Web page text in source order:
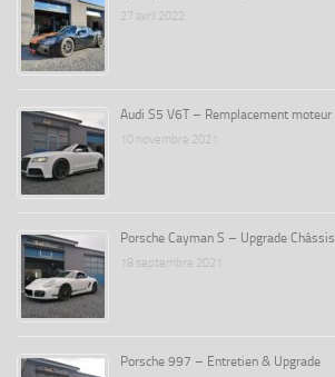
27 avril 2022
Audi S5 V6T – Remplacement moteur
10 novembre 2021
Porsche Cayman S – Upgrade Châssis
18 septembre 2021
Porsche 997 – Entretien & Upgrade